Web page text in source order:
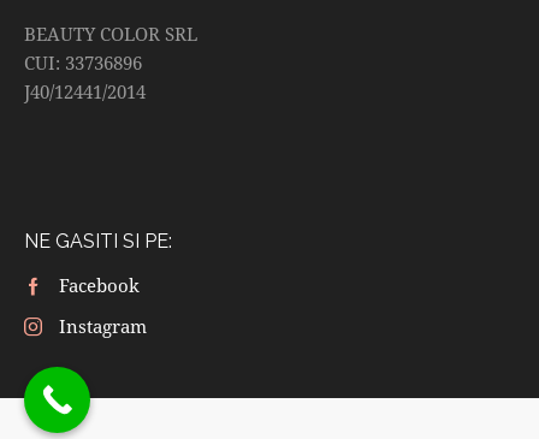
BEAUTY COLOR SRL
CUI: 33736896
J40/12441/2014
NE GASITI SI PE:
Facebook
Instagram